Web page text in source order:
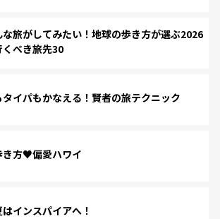
旅がしてみたい！地球の歩き方が選ぶ2026
べき旅先30
タイパもかなえる！賢者の旅テクニック
き方♥偏愛ハワイ
インスパイアへ！